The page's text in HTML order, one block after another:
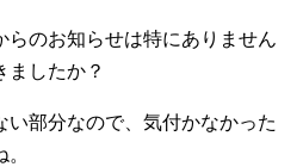
のお知らせは特にありません
ましたか？
い部分なので、気付かなかった